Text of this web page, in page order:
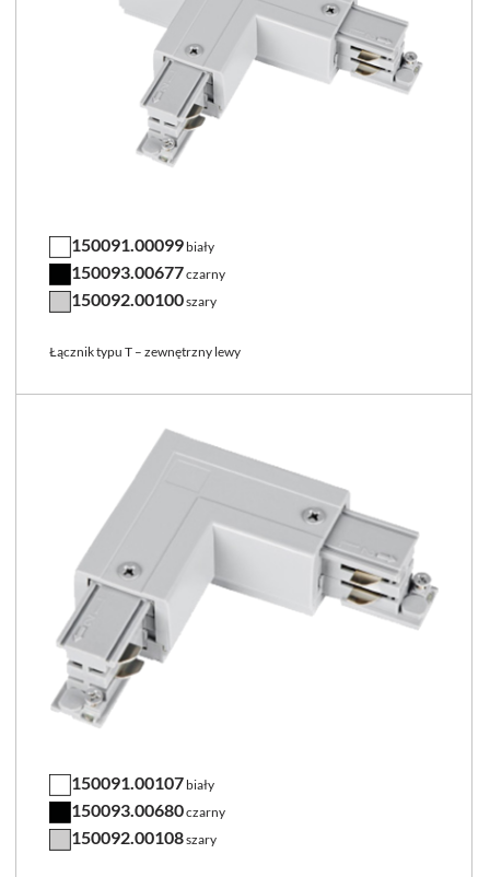
150091.00099 biały
150093.00677czarny
150092.00100szary
Łącznik typu T – zewnętrzny lewy
150091.00107 biały
150093.00680czarny
150092.00108szary